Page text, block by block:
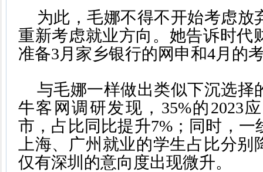
为此，毛娜不得不开始考虑放
重新考虑就业方向。她告诉时代
准备3月家乡银行的网申和4月的
与毛娜一样做出类似下沉选择
牛客网调研发现，35%的2023
市，占比同比提升7%；同时，一
上海、广州就业的学生占比分别
仅有深圳的意向度出现微升。